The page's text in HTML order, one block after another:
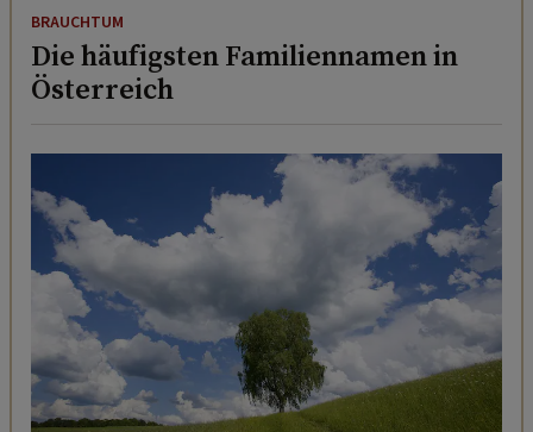
BRAUCHTUM
Die häufigsten Familiennamen in
Österreich